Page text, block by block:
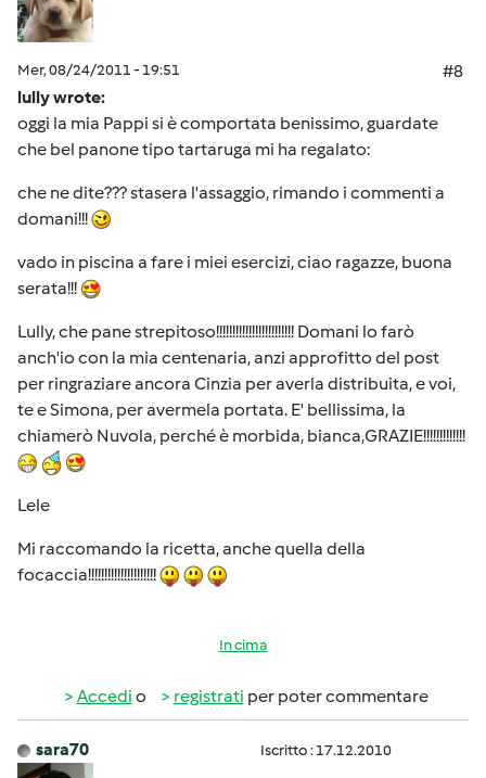
Mer, 08/24/2011 - 19:51
#8
lully wrote:
oggi la mia Pappi si è comportata benissimo, guardate
che bel panone tipo tartaruga mi ha regalato:
che ne dite??? stasera l'assaggio, rimando i commenti a
domani!!!
vado in piscina a fare i miei esercizi, ciao ragazze, buona
serata!!!
Lully, che pane strepitoso!!!!!!!!!!!!!!!!!!!!!!!! Domani lo farò
anch'io con la mia centenaria, anzi approfitto del post
per ringraziare ancora Cinzia per averla distribuita, e voi,
te e Simona, per avermela portata. E' bellissima, la
chiamerò Nuvola, perché è morbida, bianca,GRAZIE!!!!!!!!!!!!!
Lele
Mi raccomando la ricetta, anche quella della
focaccia!!!!!!!!!!!!!!!!!!!!!
In cima
Accedi o registrati per poter commentare
sara70 Iscritto : 17.12.2010